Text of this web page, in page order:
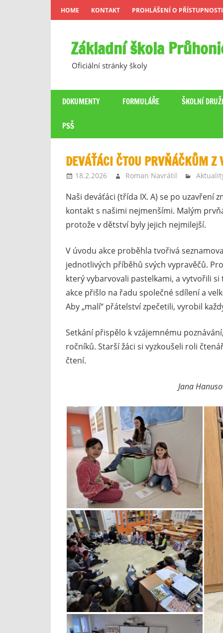
Skip
to
HOME KONTAKT PROHLÁŠENÍ O PŘÍSTUPNOSTI
Základní škola
Oficiální stránky školy
DOKUMENTY FORMULÁŘE ŠKOLNÍ
PSŠ
DEVÁŤÁCI ČTOU PRVŇÁČKŮM
18.2.2026 Roman Navrátil
Naši deváťáci (třída IX. A) se po uzavření
kontakt s našimi nejmenšími. Malým
protože v dětství byly jejich nejmilejší.
V úvodu akce proběhla tvořivá
jednotlivých příběhů svých vypravěčů.
který vybarvovali pastelkami, a vytvořili
akce přišlo na řadu společné sdílení a
Aby „malí“ přátelství zpečetili, vyrobil
Setkání přispělo k vzájemnému
ročníků. Starší žáci si vyzkoušeli roli
čtení.
Jana